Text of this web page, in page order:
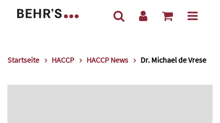
Startseite HACCP HACCP News Dr. Michael de Vrese